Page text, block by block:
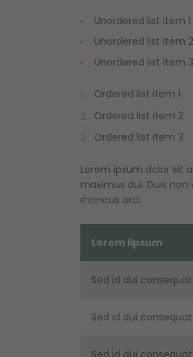
Unordered list item 1
Unordered list item 2
Unordered list item 3
Ordered list item 1
Ordered list item 2
Ordered list item 3
Lorem ipsum dolor sit
maximus dui. Duis
rhoncus orci.
Lorem lipsum
Sed id dui
Sed id dui
Sed id dui